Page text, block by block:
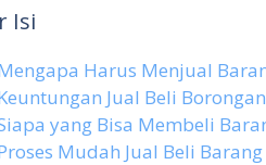
Isi
Harus Menjual
Jual Beli
yang Bisa Membeli
Mudah Jual Beli